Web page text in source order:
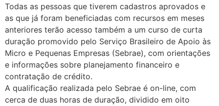
Todas as pessoas que tiverem cadastros aprovados e
as que já foram beneficiadas com recursos em meses
anteriores terão acesso também a um curso de curta
duração promovido pelo Serviço Brasileiro de Apoio às
Micro e Pequenas Empresas (Sebrae), com orientações
e informações sobre planejamento financeiro e
contratação de crédito.
A qualificação realizada pelo Sebrae é on-line, com
cerca de duas horas de duração, dividido em oito